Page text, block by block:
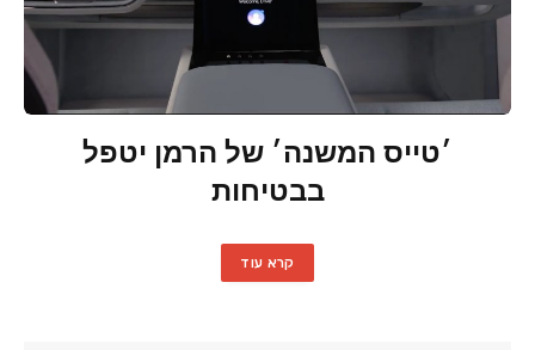
׳טייס המשנה׳ של הרמן יטפל
בבטיחות
קרא עוד